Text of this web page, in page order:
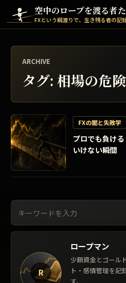
Skip to content空中のロープを渡る者
FXという綱渡りで、生き残る者の記
ARCHIVE
タグ: 相場の危
FXの闇と失敗学
プロでも負け
いけない瞬間
R
ロープマン
少額資金とゴール
ト・感情管理を記